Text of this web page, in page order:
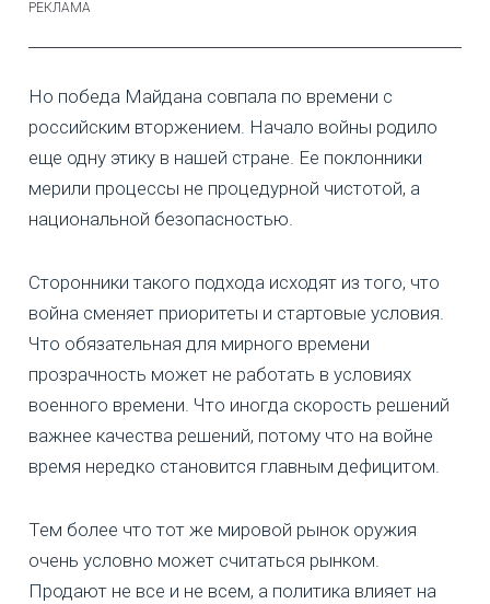
Но победа Майдана совпала по времени с
российским вторжением. Начало войны родило
еще одну этику в нашей стране. Ее поклонники
мерили процессы не процедурной чистотой, а
национальной безопасностью.
Сторонники такого подхода исходят из того, что
война сменяет приоритеты и стартовые условия.
Что обязательная для мирного времени
прозрачность может не работать в условиях
военного времени. Что иногда скорость решений
важнее качества решений, потому что на войне
время нередко становится главным дефицитом.
Тем более что тот же мировой рынок оружия
очень условно может считаться рынком.
Продают не все и не всем, а политика влияет на